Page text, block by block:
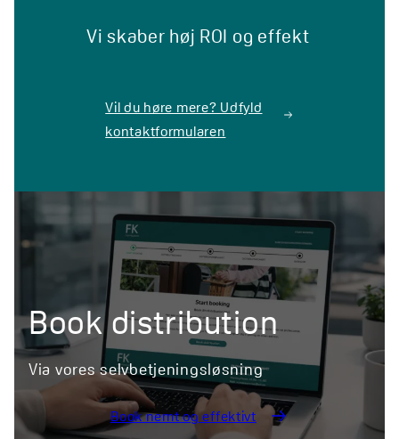
Vi skaber høj ROI og effekt
Vil du høre mere? Udfyld
kontaktformularen
Book distribution
Via vores selvbetjeningsløsning
Book nemt og effektivt